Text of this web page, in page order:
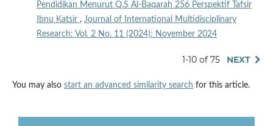
Pendidikan Menurut Q.S Al-Baqarah 256 Perspektif Tafsir
Ibnu Katsir , Journal of International Multidisciplinary
Research: Vol. 2 No. 11 (2024): November 2024
1-10 of 75 NEXT
You may also start an advanced similarity search for this article.